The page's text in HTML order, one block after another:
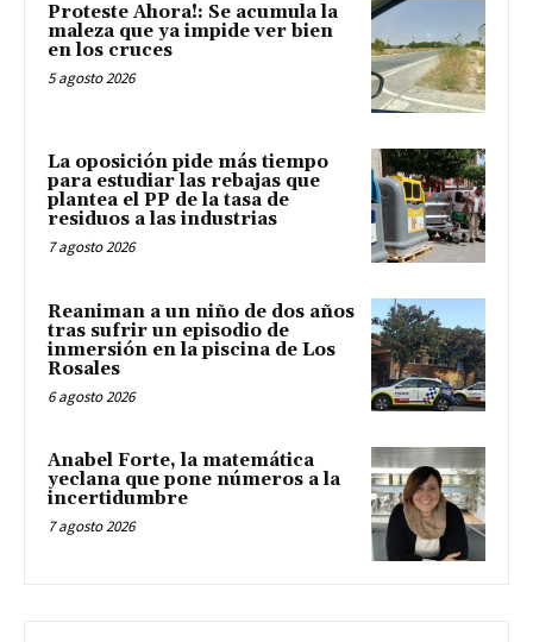
Proteste Ahora!: Se acumula la
maleza que ya impide ver bien
en los cruces
5 agosto 2026
La oposición pide más tiempo
para estudiar las rebajas que
plantea el PP de la tasa de
residuos a las industrias
7 agosto 2026
Reaniman a un niño de dos años
tras sufrir un episodio de
inmersión en la piscina de Los
Rosales
6 agosto 2026
Anabel Forte, la matemática
yeclana que pone números a la
incertidumbre
7 agosto 2026